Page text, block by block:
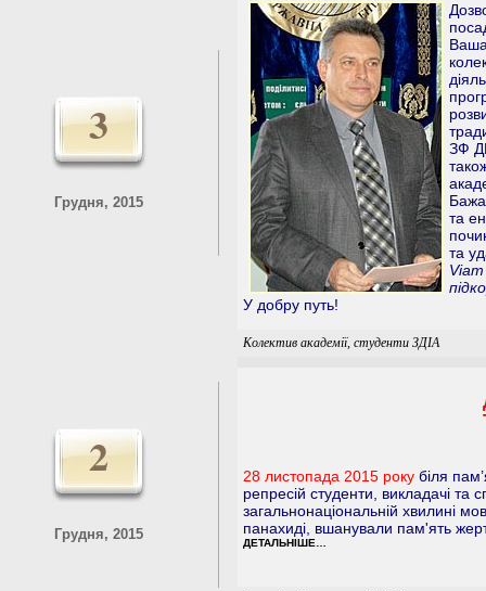
3
Грудня, 2015
ЗФ
та
та
У добру путь!
Колектив академії, студенти ЗДІА
2
Грудня, 2015
28 листопада 2015 року біля
репресій студенти, викладачі та
загальнонаціональній хвилині
панахиді, вшанували пам'ять
ДЕТАЛЬНІШЕ…